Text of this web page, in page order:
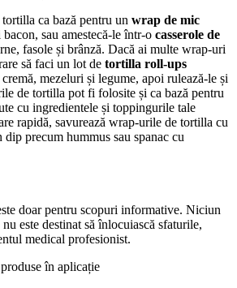
ca bază pentru un wrap de mic
sau amestecă-le într-o casserole de
fasole și brânză. Dacă ai multe wrap-uri
să faci un lot de tortilla roll-ups
mezeluri și legume, apoi rulează-le și
de tortilla pot fi folosite și ca bază pentru
cu ingredientele și toppingurile tale
rapidă, savurează wrap-urile de tortilla cu
dip precum hummus sau spanac cu
doar pentru scopuri informative. Niciun
este destinat să înlocuiască sfaturile,
medical profesionist.
în aplicație